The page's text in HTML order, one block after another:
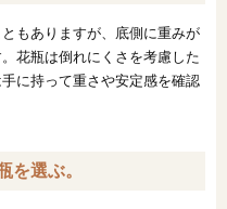
もありますが、底側に重みが
花瓶は倒れにくさを考慮した
に持って重さや安定感を確認
を選ぶ。